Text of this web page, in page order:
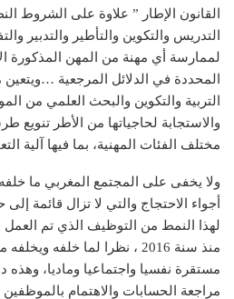
القانون الإطار ” علاوة على الشروط
التدريس والتكوين والتأطير والتدبير
لممارسة أي مهنة من المهن المذكورة
المحددة في الدلائل المرجعية
التربية والتكوين والبحث العلمي من
والاستجابة لحاجياتها من الأطر تنويع
مختلف الفئات المهنية، بما فيها آلية
ولا يخفى على المجتمع المغربي ما
أجواء الاحتجاج والتي لا تزال قائمة
لهذا النمط من التوظيف الذي تم
منذ سنة 2016 ، نظرا لما خلفه
مستقرة نفسيا واجتماعيا وماديا،
مراجعة الحسابات والاهتمام بالموظفين